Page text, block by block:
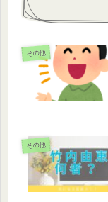
その他
その他